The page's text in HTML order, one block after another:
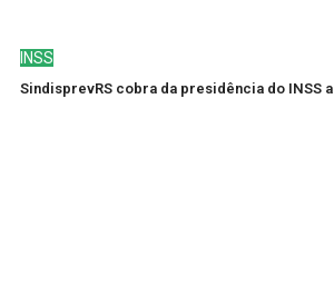
INSS
SindisprevRS cobra da presidência do INSS a